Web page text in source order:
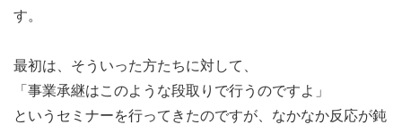
す。
最初は、そういった方たちに対して、
「事業承継はこのような段取りで行うのですよ」
というセミナーを行ってきたのですが、なかなか反応が鈍